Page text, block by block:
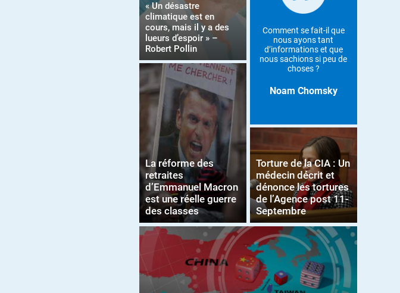
« Un désastre
climatique est en
cours, mais il y a des
lueurs d’espoir » –
Robert Pollin
La réforme des
retraites
d’Emmanuel Macron
est une réelle guerre
des classes
Comment se fait-il que
nous ayons tant
d’informations et que
nous sachions si peu de
choses ?
Noam Chomsky
Torture de la CIA : Un
médecin décrit et
dénonce les tortures
de l’Agence post 11-
Septembre